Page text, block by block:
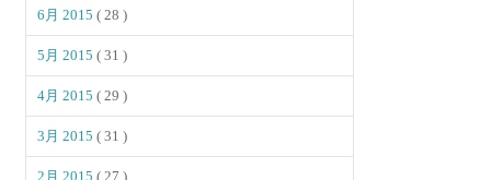
6月 2015( 28 )
5月 2015( 31 )
4月 2015( 29 )
3月 2015( 31 )
2月 2015( 27 )